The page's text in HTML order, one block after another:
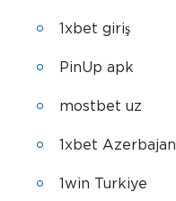
1xbet giriş
PinUp apk
mostbet uz
1xbet Azerbajan
1win Turkiye